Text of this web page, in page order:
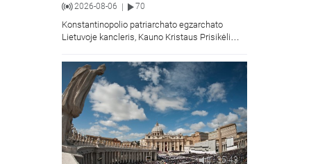
2026-08-06 70
Konstantinopolio patriarchato egzarchato
Lietuvoje kancleris, Kauno Kristaus Prisikėlimo
kunigas Vitalijus Mockus pasakoja apie
Kristaus Atsimainymo šventę.
35:43